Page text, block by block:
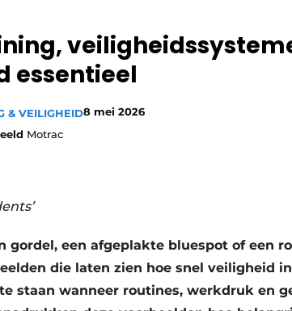
essentieel
& VEILIGHEID8 mei 2026
Motrac
gordel, een afgeplakte bluespot of een
die laten zien hoe snel veiligheid
staan wanneer routines, werkdruk en